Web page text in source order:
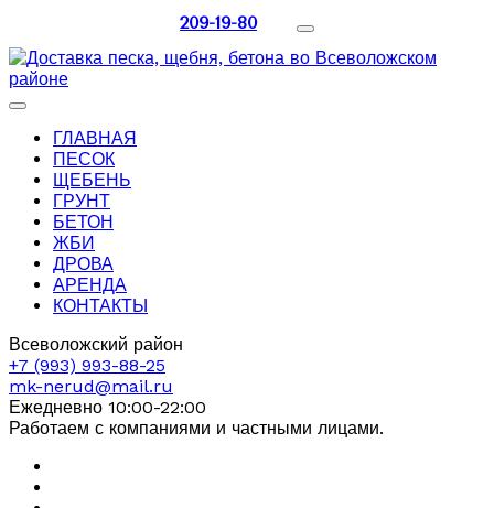
209-19-80
ГЛАВНАЯ
ПЕСОК
ЩЕБЕНЬ
ГРУНТ
БЕТОН
ЖБИ
ДРОВА
АРЕНДА
КОНТАКТЫ
Всеволожский район
+7 (993) 993-88-25
mk-nerud@mail.ru
Ежедневно 10:00-22:00
Работаем с компаниями и частными лицами.